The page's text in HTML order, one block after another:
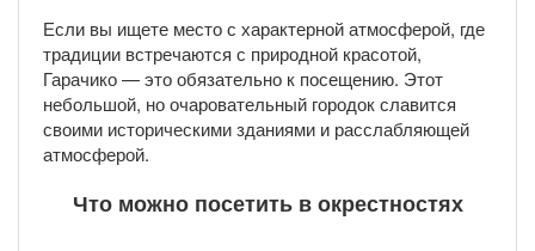
Если вы ищете место с характерной атмосферой, где
традиции встречаются с природной красотой,
Гарачико — это обязательно к посещению. Этот
небольшой, но очаровательный городок славится
своими историческими зданиями и расслабляющей
атмосферой.
Что можно посетить в окрестностях